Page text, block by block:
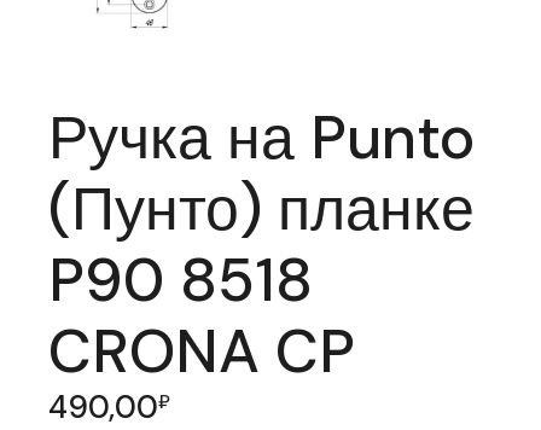
Ручка на Punto
(Пунто) планке
P90 8518
CRONA CP
490,00₽